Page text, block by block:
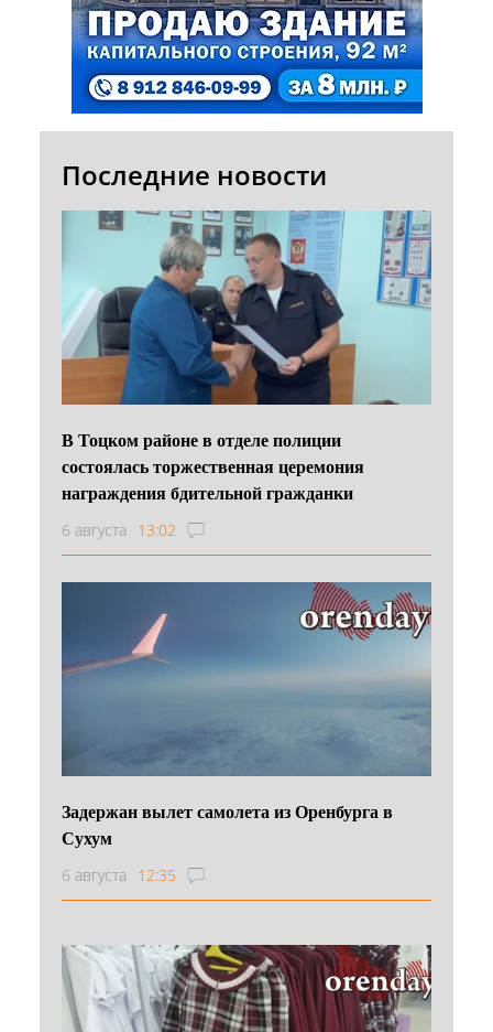
Последние новости
В Тоцком районе в отделе полиции
состоялась торжественная церемония
награждения бдительной гражданки
6 августа 13:02
Задержан вылет самолета из Оренбурга в
Сухум
6 августа 12:35